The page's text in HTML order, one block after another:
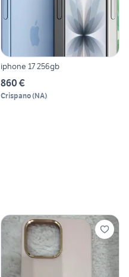
iphone 17 256gb
860 €
Crispano(NA)